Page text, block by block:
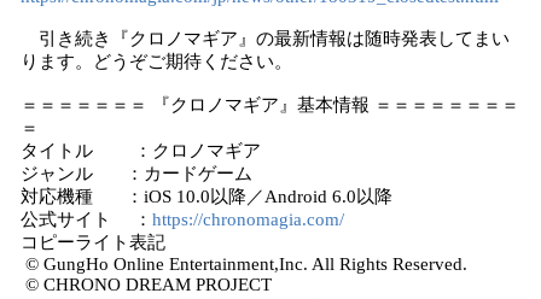
引き続き『クロノマギア』の最新情報は随時発表してまい
ります。どうぞご期待ください。
＝＝＝＝＝＝＝ 『クロノマギア』基本情報 ＝＝＝＝＝＝＝＝
＝
タイトル ：クロノマギア
ジャンル ：カードゲーム
対応機種 ：iOS 10.0以降／Android 6.0以降
公式サイト ： https://chronomagia.com/
コピーライト表記
© GungHo Online Entertainment,Inc. All Rights Reserved.
© CHRONO DREAM PROJECT